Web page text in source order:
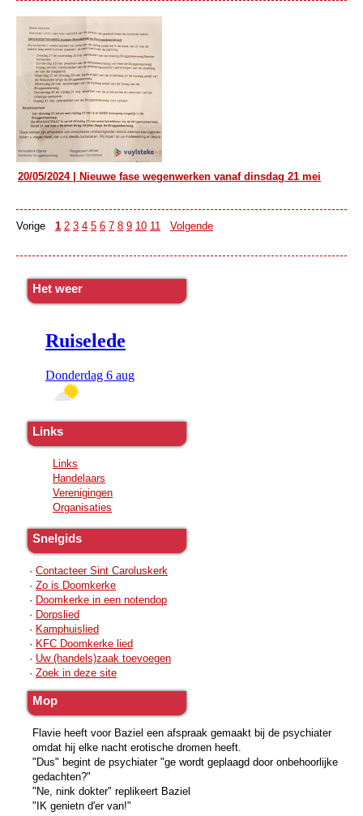
20/05/2024 | Nieuwe fase wegenwerken vanaf dinsdag 21 mei
Vorige 1 2 3 4 5 6 7 8 9 10 11 Volgende
Het weer
Links
Links
Handelaars
Verenigingen
Organisaties
Snelgids
· Contacteer Sint Caroluskerk
· Zo is Doomkerke
· Doomkerke in een notendop
· Dorpslied
· Kamphuislied
· KFC Doomkerke lied
· Uw (handels)zaak toevoegen
· Zoek in deze site
Mop
Flavie heeft voor Baziel een afspraak gemaakt bij de psychiater
omdat hij elke nacht erotische dromen heeft.
"Dus" begint de psychiater "ge wordt geplaagd door onbehoorlijke
gedachten?"
"Ne, nink dokter" replikeert Baziel
"IK genietn d'er van!"